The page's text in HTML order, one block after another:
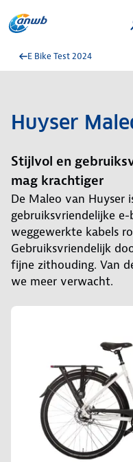
E Bike Test 2024
Huyser
Stijlvol en
mag krachtiger
De Maleo van Huyser
gebruiksvriendelijke
weggewerkte kabels
Gebruiksvriendelijk
fijne zithouding. Van
we meer verwacht.